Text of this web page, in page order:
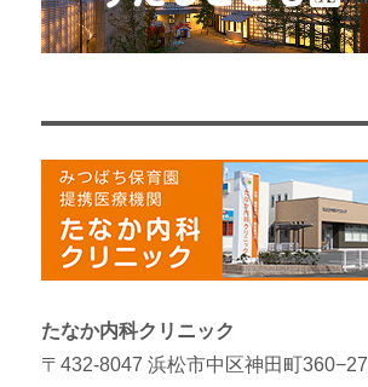
たなか内科クリニック
〒432-8047 浜松市中区神田町360−27